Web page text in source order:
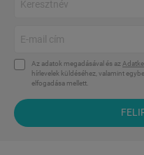
Az adatok megadásával és az
hírlevelek küldéséhez, valamint
elfogadása mellett.